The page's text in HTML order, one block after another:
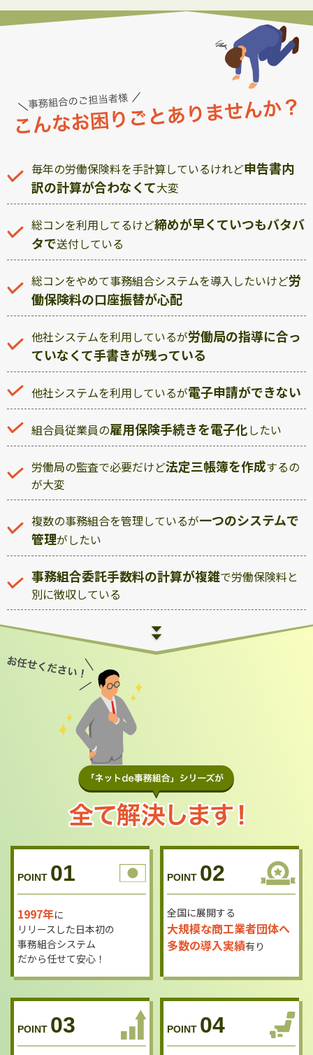
毎年の労働保険料を手計算しているけれど申告書内
訳の計算が合わなくて大変
総コンを利用してるけど締めが早くていつもバタバ
タで送付している
総コンをやめて事務組合システムを導入したいけど労
働保険料の口座振替が心配
他社システムを利用しているが労働局の指導に合っ
ていなくて手書きが残っている
他社システムを利用しているが電子申請ができない
組合員従業員の雇用保険手続きを電子化したい
労働局の監査で必要だけど法定三帳簿を作成するの
が大変
複数の事務組合を管理しているが一つのシステムで
管理がしたい
事務組合委託手数料の計算が複雑で労働保険料と
別に徴収している
POINT 01
1997年に
リリースした日本初の
事務組合システム
だから任せて安心！
POINT 02
全国に展開する
大規模な商工業者団体へ
多数の導入実績有り
POINT 03 POINT 04